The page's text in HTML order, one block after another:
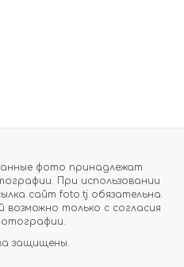
фото принадлежат
При использовании
сайт foto.tj обязательна.
только с согласия
защищены.